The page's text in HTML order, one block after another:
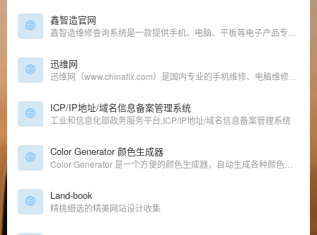
鑫智造官网
迅维网
ICP/IP地址/域名信息备案管理系统
工业和信息化部政务服务平台,ICP/IP地址/域名信息备案管理系统
Color Generator 颜色生成器
Land-book
精挑细选的精美网站设计收集